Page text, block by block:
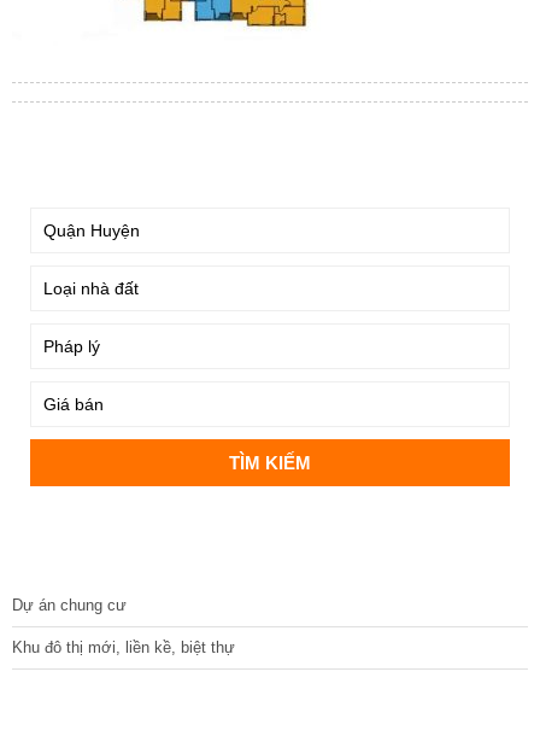
Dự án chung cư
Khu đô thị mới, liền kề, biệt thự